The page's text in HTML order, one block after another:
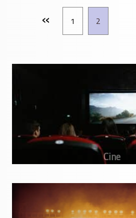
« 1 2